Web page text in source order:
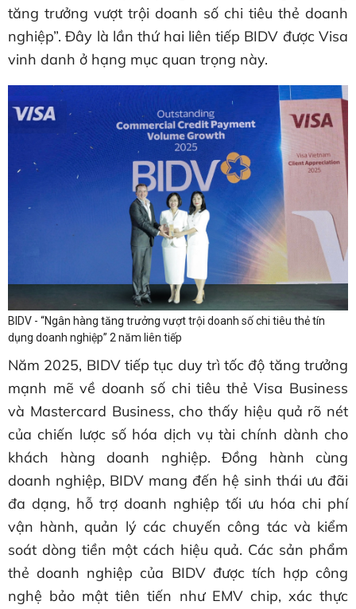
tăng trưởng vượt trội doanh số chi tiêu thẻ doanh
nghiệp”. Đây là lần thứ hai liên tiếp BIDV được Visa
vinh danh ở hạng mục quan trọng này.
BIDV - “Ngân hàng tăng trưởng vượt trội doanh số chi tiêu thẻ tín
dụng doanh nghiệp” 2 năm liên tiếp
Năm 2025, BIDV tiếp tục duy trì tốc độ tăng trưởng
mạnh mẽ về doanh số chi tiêu thẻ Visa Business
và Mastercard Business, cho thấy hiệu quả rõ nét
của chiến lược số hóa dịch vụ tài chính dành cho
khách hàng doanh nghiệp. Đồng hành cùng
doanh nghiệp, BIDV mang đến hệ sinh thái ưu đãi
đa dạng, hỗ trợ doanh nghiệp tối ưu hóa chi phí
vận hành, quản lý các chuyến công tác và kiểm
soát dòng tiền một cách hiệu quả. Các sản phẩm
thẻ doanh nghiệp của BIDV được tích hợp công
nghệ bảo mật tiên tiến như EMV chip, xác thực